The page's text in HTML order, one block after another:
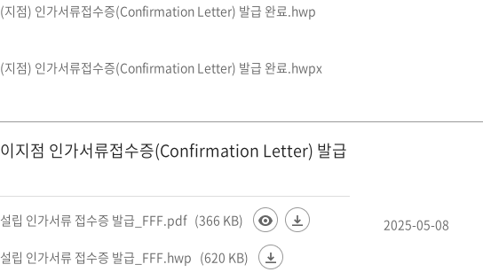
지점) 인가서류접수증(Confirmation Letter) 발급 완료.hwp
지점) 인가서류접수증(Confirmation Letter) 발급 완료.hwpx
지점 인가서류접수증(Confirmation Letter) 발급
립 인가서류 접수증 발급_FFF.pdf (366 KB)
립 인가서류 접수증 발급_FFF.hwp (620 KB)
2025-05-08